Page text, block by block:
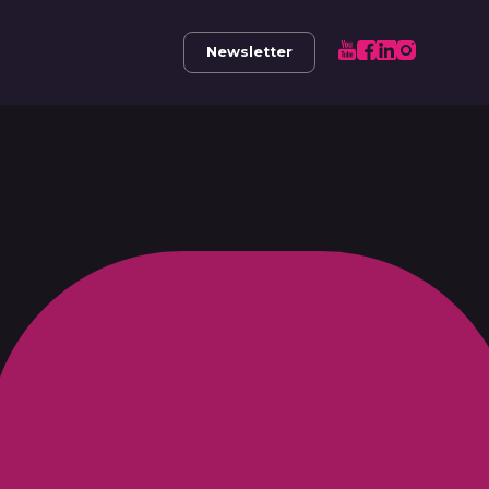
Newsletter